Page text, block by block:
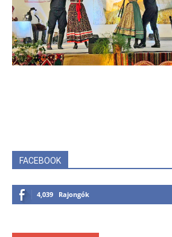
FACEBOOK
4,039 Rajongók